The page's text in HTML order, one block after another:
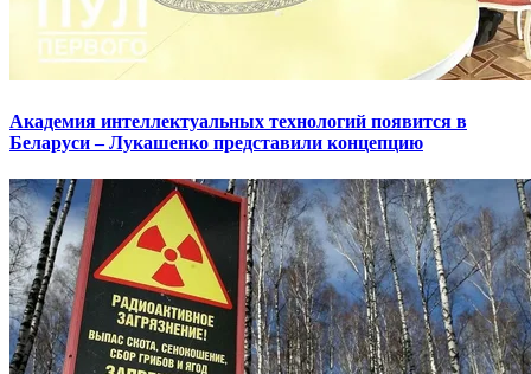
Академия интеллектуальных технологий появится в
Беларуси – Лукашенко представили концепцию